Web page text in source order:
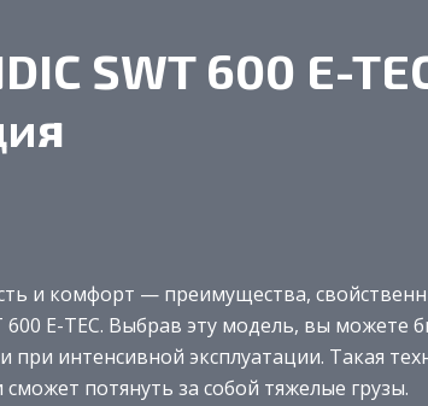
SWT 600 E-
и комфорт — преимущества,
600 E-TEC. Выбрав эту модель, вы можете
интенсивной эксплуатации. Такая
потянуть за собой тяжелые грузы.